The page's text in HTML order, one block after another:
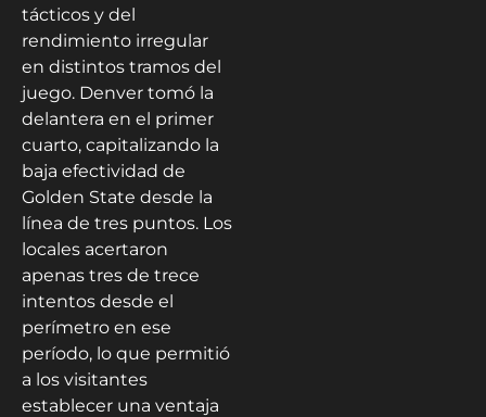
tácticos y del
rendimiento irregular
en distintos tramos del
juego. Denver tomó la
delantera en el primer
cuarto, capitalizando la
baja efectividad de
Golden State desde la
línea de tres puntos. Los
locales acertaron
apenas tres de trece
intentos desde el
perímetro en ese
período, lo que permitió
a los visitantes
establecer una ventaja